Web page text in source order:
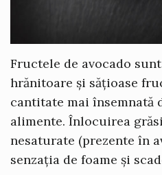
Fructele de avocado
hrănitoare și sățioase
cantitate mai însemnată
alimente. Înlocuirea
nesaturate (prezente în
senzația de foame și